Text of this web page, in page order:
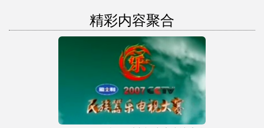
精彩内容聚合